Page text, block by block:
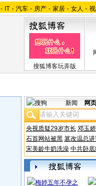
- IT - 汽车 - 房产 - 家居 - 女人 -
搜狐博客玩弄版
新闻 网页
央视质疑29岁市长 邓玉
石首网站被黑 篡改温总讲
宋美龄牛奶洗澡 中共卧底